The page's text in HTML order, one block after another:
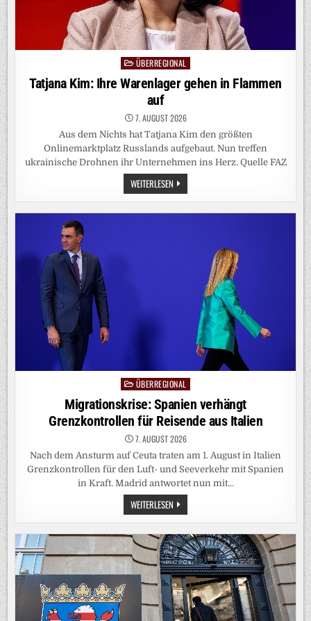
Posted
in
ÜBERREGIONAL
Tatjana Kim: Ihre Warenlager gehen in Flammen
auf
7. AUGUST 2026
Aus dem Nichts hat Tatjana Kim den größten
Onlinemarktplatz Russlands aufgebaut. Nun treffen
ukrainische Drohnen ihr Unternehmen ins Herz. Quelle FAZ
WEITERLESEN TATJANA
KIM:
IHRE
WARENLAGER
Posted
in
ÜBERREGIONAL
Migrationskrise: Spanien verhängt
Grenzkontrollen für Reisende aus Italien
7. AUGUST 2026
Nach dem Ansturm auf Ceuta traten am 1. August in Italien
Grenzkontrollen für den Luft- und Seeverkehr mit Spanien
in Kraft. Madrid antwortet nun mit…
WEITERLESEN MIGRATIONSKRISE:
SPANIEN
VERHÄNGT
GRENZKONTROLLEN
FÜR
REISENDE
AUS
ITALIEN